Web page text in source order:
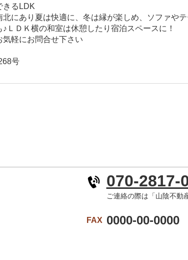
きるLDK
北にあり夏は快適に、冬は縁が楽しめ、ソファや
ＬＤＫ横の和室は休憩したり宿泊スペースに！
軽にお問合せ下さい
号
070-2817-
ご連絡の際は「山陰不動
FAX 0000-00-0000